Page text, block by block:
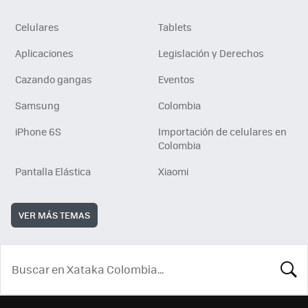
Celulares
Tablets
Aplicaciones
Legislación y Derechos
Cazando gangas
Eventos
Samsung
Colombia
iPhone 6S
Importación de celulares en
Colombia
Pantalla Elástica
Xiaomi
VER MÁS TEMAS